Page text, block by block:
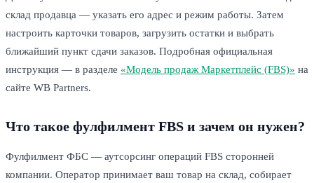
склад продавца — указать его адрес и режим работы. Затем
настроить карточки товаров, загрузить остатки и выбрать
ближайший пункт сдачи заказов. Подробная официальная
инструкция — в разделе «Модель продаж Маркетплейс (FBS)» на
сайте WB Partners.
Что такое фулфилмент FBS и зачем он нужен?
Фулфилмент ФБС — аутсорсинг операций FBS сторонней
компании. Оператор принимает ваш товар на склад, собирает